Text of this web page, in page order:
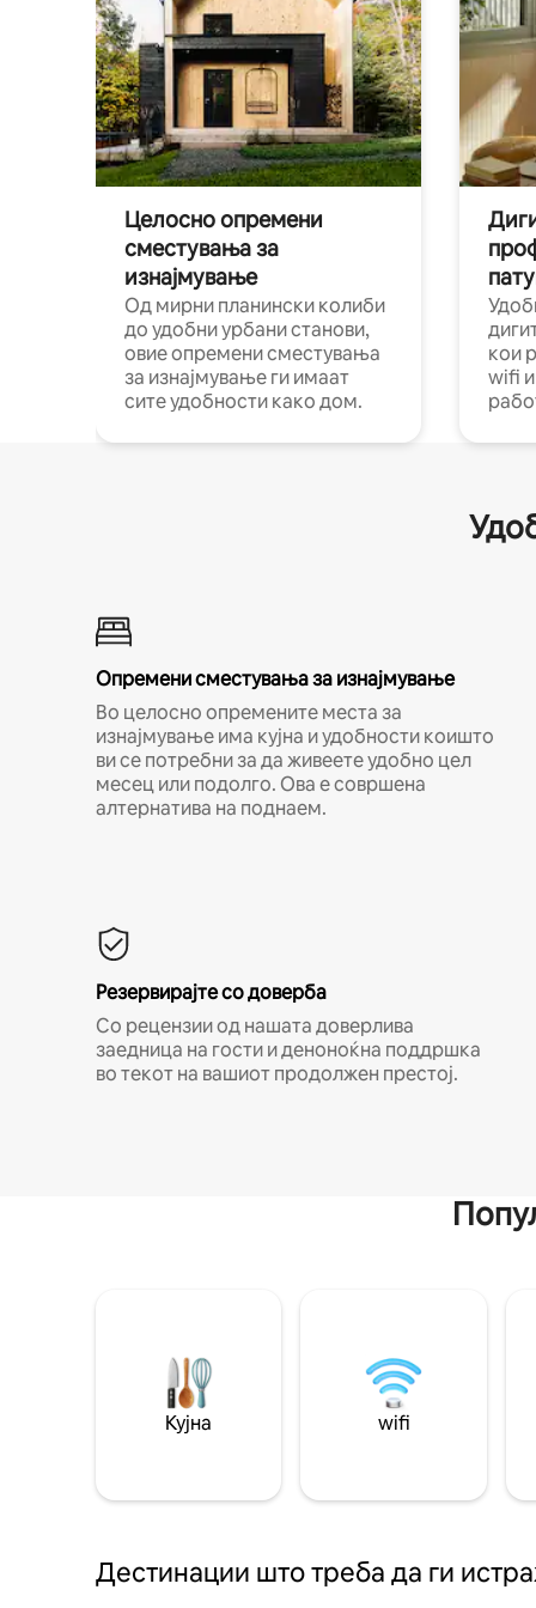
Целосно опремени
сместувања за
изнајмување
Од мирни планински колиби
до удобни урбани станови,
овие опремени сместувања
за изнајмување ги имаат
сите удобности како дом.
кои
wifi
Опремени сместувања за изнајмување
Во целосно опремените места за
изнајмување има кујна и удобности коишто
ви се потребни за да живеете удобно цел
месец или подолго. Ова е совршена
алтернатива на поднаем.
Резервирајте со доверба
Со рецензии од нашата доверлива
заедница на гости и деноноќна поддршка
во текот на вашиот продолжен престој.
Кујна wifi
Дестинации што треба да ги